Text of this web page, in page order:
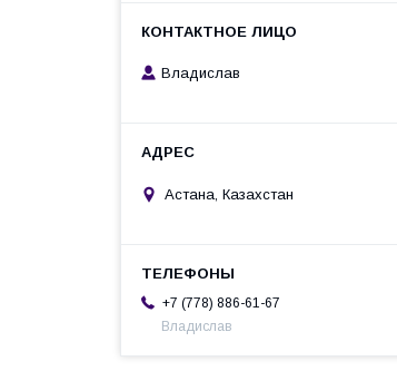
Владислав
Астана, Казахстан
+7 (778) 886-61-67
Владислав